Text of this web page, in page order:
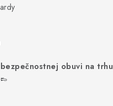
obuvi na trhu